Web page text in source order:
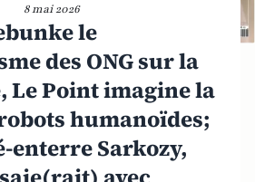
8 mai 2026
le
des ONG sur la
Le Point imagine la
humanoïdes;
enterre Sarkozy,